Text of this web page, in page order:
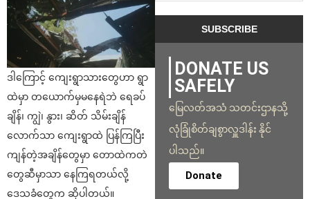
ဒါကြောင့် ကျေးရွာသားတွေဟာ ရွာ
ထဲမှာ တယောက်မှမနေရဲဘဲ ရေခပ်
ချိန်၊ ကျွဲ၊ နွား၊ ဆိတ် သိမ်းချိန်
လောက်သာ ကျေးရွာထဲ ပြန်ကြပြီး
ကျန်တဲ့အချိန်တွေမှာ တောထဲကတဲ
တွေဆီမှာသာ နေကြရတယ်လို့
ဒေသခံတွေက ဆိုပါတယ်။
DONATE US
SAFELY
မြေလတ်အသံ သတင်းဌာနသို့
လုံခြုံစိတ်ချစွာလှူဒါန်း နိုင်
ပါသည်။
Donate